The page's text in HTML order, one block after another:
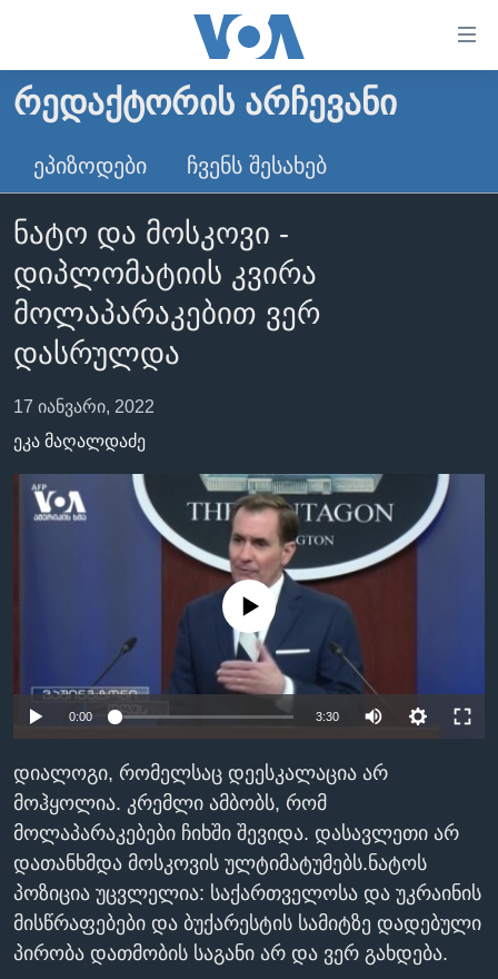
ხელმისაწვდომობისთვის
გადადით
მთავარზე
გადადით
მთავარ
ნავიგაციაზე
გადადით
ძიებაზე
ᲛᲗᲐᲕᲐᲠᲘ
ᲐᲮᲐᲚᲘ ᲐᲛᲑᲔᲑᲘ
ᲡᲐᲥᲐᲠᲗᲕᲔᲚᲝ
ᲐᲨᲨ
ᲐᲨᲨ-ᲘᲡ ᲐᲠᲩᲔᲕᲜᲔᲑᲘ 2024
ᲛᲡᲝᲤᲚᲘᲝ
ᲕᲘᲓᲔᲝᲔᲑᲘ
ᲒᲐᲓᲐᲪᲔᲛᲔᲑᲘ
ᲕᲐᲨᲘᲜᲒᲢᲝᲜᲘ ᲓᲦᲔᲡ
ᲮᲔᲓᲕᲐ ᲕᲐᲨᲘᲜᲒᲢᲝᲜᲘᲓᲐᲜ
ᲡᲢᲣᲓᲘᲐ ᲕᲐᲨᲘᲜᲒᲢᲝᲜᲘ
ᲡᲮᲕᲐ ᲡᲘᲐᲮᲚᲔᲔᲑᲘ
ᲞᲝᲚᲘᲢᲘᲙᲐ
ᲔᲙᲝᲜᲝᲛᲘᲙᲐ
ᲙᲣᲚᲢᲣᲠᲐ
ᲒᲐᲚᲘᲚᲔᲝ
ᲓᲔᲖᲘᲜᲤᲝᲠᲛᲐᲪᲘᲐ
ᲠᲣᲡᲔᲗᲘᲡ ᲨᲔᲭᲠᲐ ᲣᲙᲠᲐᲘᲜᲐᲨᲘ
Learning English
ენები
ᲠᲔᲓᲐᲥᲢᲝᲠᲘᲡ ᲐᲠᲩᲔᲕᲐᲜᲘ
ᲔᲞᲘᲖᲝᲓᲔᲑᲘ ᲩᲕᲔᲜᲡ ᲨᲔᲡᲐᲮᲔᲑ
ნატო და მოსკოვი -
დიპლომატიის კვირა
მოლაპარაკებით ვერ
დასრულდა
17 იანვარი, 2022
ეკა მაღალდაძე
No media source currently available
0:00 3:30
დიალოგი, რომელსაც დეესკალაცია არ
მოჰყოლია. კრემლი ამბობს, რომ
მოლაპარაკებები ჩიხში შევიდა. დასავლეთი არ
დათანხმდა მოსკოვის ულტიმატუმებს.ნატოს
პოზიცია უცვლელია: საქართველოსა და უკრაინის
მისწრაფებები და ბუქარესტის სამიტზე დადებული
პირობა დათმობის საგანი არ და ვერ გახდება.